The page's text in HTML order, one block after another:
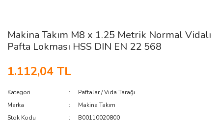
Makina Takım M8 x 1.25 Metrik Normal Vidalı
Pafta Lokması HSS DIN EN 22 568
1.112,04 TL
Kategori
Paftalar / Vida Tarağı
Marka
Makina Takım
Stok Kodu
B00110020800